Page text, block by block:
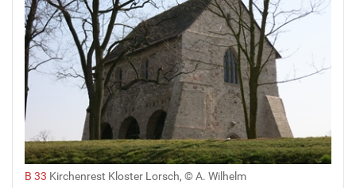
B 33 Kirchenrest Kloster Lorsch, © A. Wilhelm